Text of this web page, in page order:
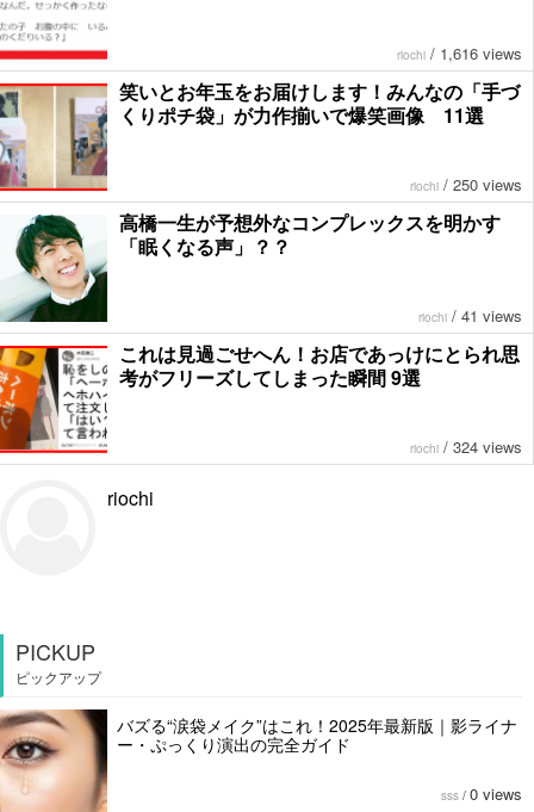
riochi / 1,616 views
笑いとお年玉をお届けします！みんなの「手づ
くりポチ袋」が力作揃いで爆笑画像 11選
riochi / 250 views
高橋一生が予想外なコンプレックスを明かす
「眠くなる声」？？
riochi / 41 views
これは見過ごせへん！お店であっけにとられ思
考がフリーズしてしまった瞬間 9選
riochi / 324 views
riochi
PICKUP
ピックアップ
バズる“涙袋メイク”はこれ！2025年最新版｜影ライナ
ー・ぷっくり演出の完全ガイド
sss / 0 views